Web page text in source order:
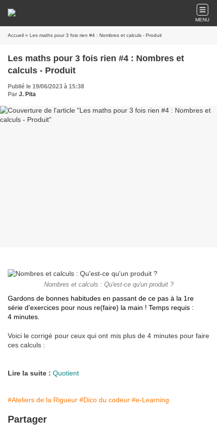
MENU
Accueil » Les maths pour 3 fois rien #4 : Nombres et calculs - Produit
Les maths pour 3 fois rien #4 : Nombres et
calculs - Produit
Publié le 19/06/2023 à 15:38
Par J. Pita
Nombres et calculs : Qu'est-ce qu'un produit ?
Gardons de bonnes habitudes en passant de ce pas à la 1re
série d'exercices pour nous re(faire) la main ! Temps requis :
4 minutes.
Voici le corrigé pour ceux qui ont mis plus de 4 minutes pour faire
ces calculs :
Lire la suite : Quotient
#Ateliers de la Rigueur #Dico du codeur #e-Learning
Partager